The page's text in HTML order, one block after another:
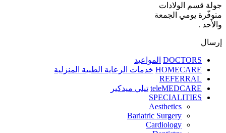
جولة قسم الولادات
متوفّرة يومي الجمعة
والأحد .
إرسال
DOCTORS المواعيد
HOMECARE خدمات الرعاية الطبية المنزلية
REFERRAL
teleMEDCARE تيلي ميدكير
SPECIALITIES
Aesthetics
Bariatric Surgery
Cardiology